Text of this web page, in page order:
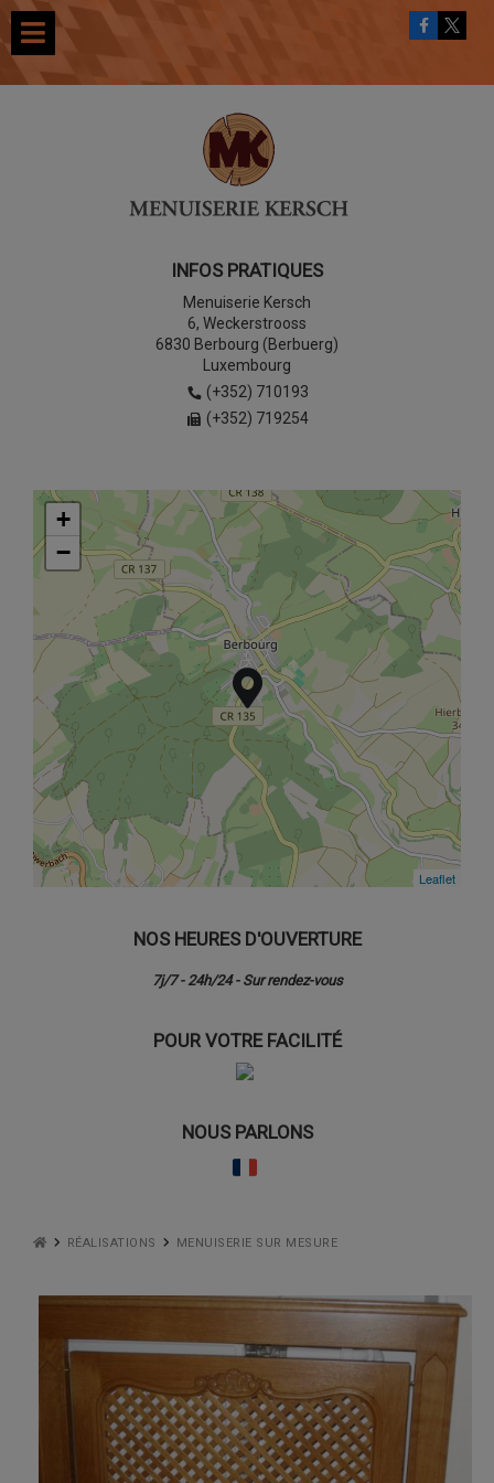
INFOS PRATIQUES
Menuiserie Kersch
6, Weckerstrooss
6830 Berbourg (Berbuerg)
Luxembourg
(+352) 710193
(+352) 719254
+
−
Leaflet
+
−
Leaflet
NOS HEURES D'OUVERTURE
7j/7 - 24h/24 - Sur rendez-vous
POUR VOTRE FACILITÉ
NOUS PARLONS
RÉALISATIONS MENUISERIE SUR MESURE